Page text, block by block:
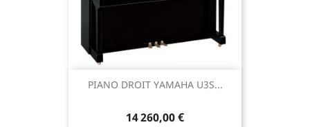
PIANO DROIT YAMAHA U3S...
14 260,00 €